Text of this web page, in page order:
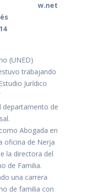
w.net
(UNED)
trabajando
Jurídico
departamento de
Abogada en
oficina de Nerja
la directora del
de Familia.
una carrera
de familia con